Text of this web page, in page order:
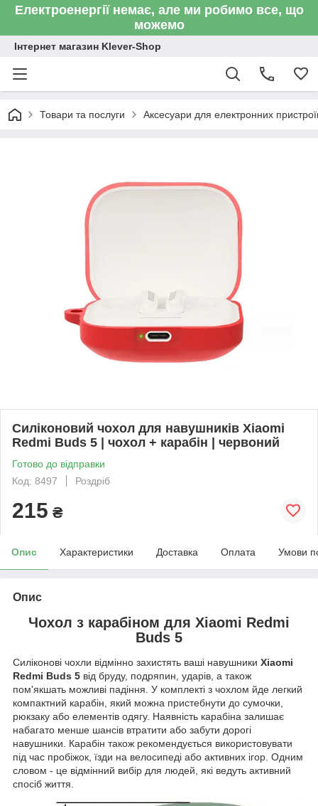
Електроенергії немає, але ми робимо все, що
можемо
Інтернет магазин Klever-Shop
Товари та послуги Аксесуари для електронних
Силіконовий чохол для навушників Xiaomi
Redmi Buds 5 | чохол + карабін | червоний
Готово до відправки
Код: 8497
Роздріб
215 ₴
Опис Характеристики Доставка Оплата Умови
Опис
Чохол з карабіном для Xiaomi Redmi
Buds 5
Силіконові чохли відмінно захистять ваші навушники Xiaomi
Redmi Buds 5 від бруду, подряпин, ударів, а також
пом'якшать можливі падіння. У комплекті з чохлом йде легкий
компактний карабін, який можна пристебнути до сумочки,
рюкзаку або елементів одягу. Наявність карабіна залишає
набагато менше шансів втратити або забути дорогі
навушники. Карабін також рекомендується використовувати
під час пробіжок, їзди на велосипеді або активних ігор. Одним
словом - це відмінний вибір для людей, які ведуть активний
спосіб життя.